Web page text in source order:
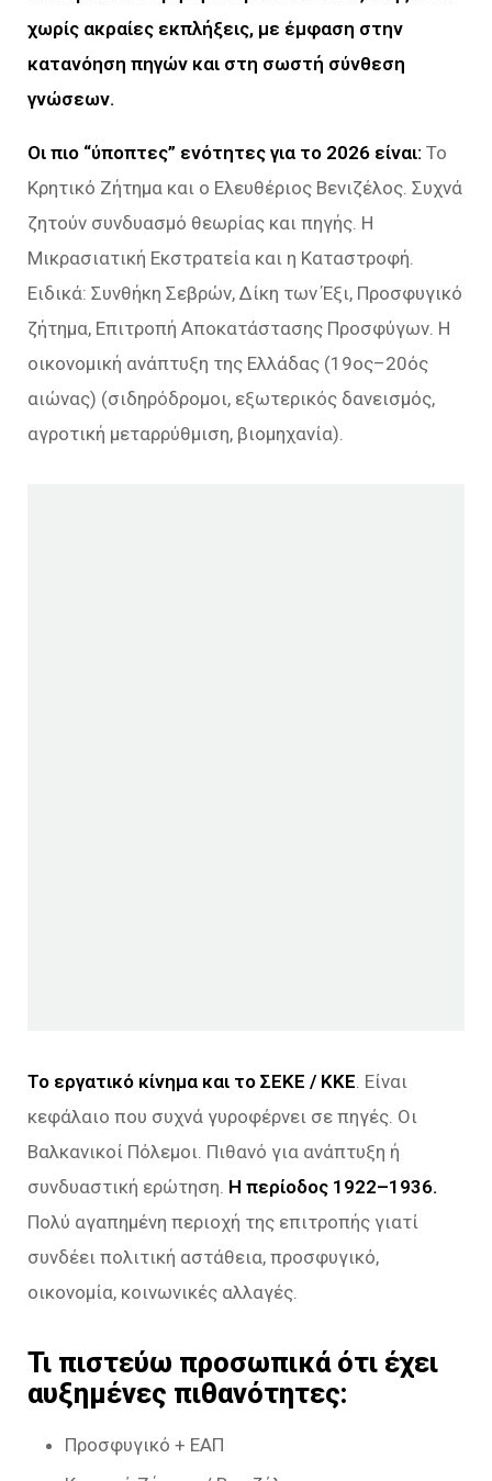
χωρίς ακραίες εκπλήξεις, με έμφαση στην
κατανόηση πηγών και στη σωστή σύνθεση
γνώσεων.
Οι πιο “ύποπτες” ενότητες για το 2026 είναι: Το
Κρητικό Ζήτημα και ο Ελευθέριος Βενιζέλος. Συχνά
ζητούν συνδυασμό θεωρίας και πηγής. Η
Μικρασιατική Εκστρατεία και η Καταστροφή.
Ειδικά: Συνθήκη Σεβρών, Δίκη των Έξι, Προσφυγικό
ζήτημα, Επιτροπή Αποκατάστασης Προσφύγων. Η
οικονομική ανάπτυξη της Ελλάδας (19ος–20ός
αιώνας) (σιδηρόδρομοι, εξωτερικός δανεισμός,
αγροτική μεταρρύθμιση, βιομηχανία).
Το εργατικό κίνημα και το ΣΕΚΕ / ΚΚΕ . Είναι
κεφάλαιο που συχνά γυροφέρνει σε πηγές. Οι
Βαλκανικοί Πόλεμοι. Πιθανό για ανάπτυξη ή
συνδυαστική ερώτηση. Η περίοδος 1922–1936.
Πολύ αγαπημένη περιοχή της επιτροπής γιατί
συνδέει πολιτική αστάθεια, προσφυγικό,
οικονομία, κοινωνικές αλλαγές.
Τι πιστεύω προσωπικά ότι έχει
αυξημένες πιθανότητες:
Προσφυγικό + ΕΑΠ